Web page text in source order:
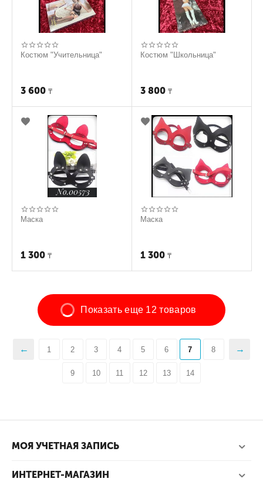
Костюм "Учительница"
3 600 ₸
Костюм "Школьница"
3 800 ₸
Маска
1 300 ₸
Маска
1 300 ₸
Показать еще 12 товаров
1 2 3 4 5 6 7 8
9 10 11 12 13 14
МОЯ УЧЕТНАЯ ЗАПИСЬ
ИНТЕРНЕТ-МАГАЗИН